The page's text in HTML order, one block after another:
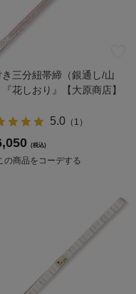
三分紐帯締（銀通し/山
花しおり』【大原商店】
5.0（ 1 ）
(税込)
の商品をコーデする